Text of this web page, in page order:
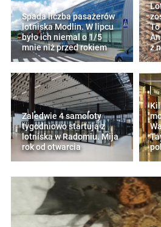
Spada liczba pasażerów
lotniska Modlin. W lipcu
było ich niemal o 1/5
mnie niż przed rokiem
z
Zaledwie 4 samoloty
tygodniowo startują z
lotniska w Radomiu. Mija
rok od otwarcia